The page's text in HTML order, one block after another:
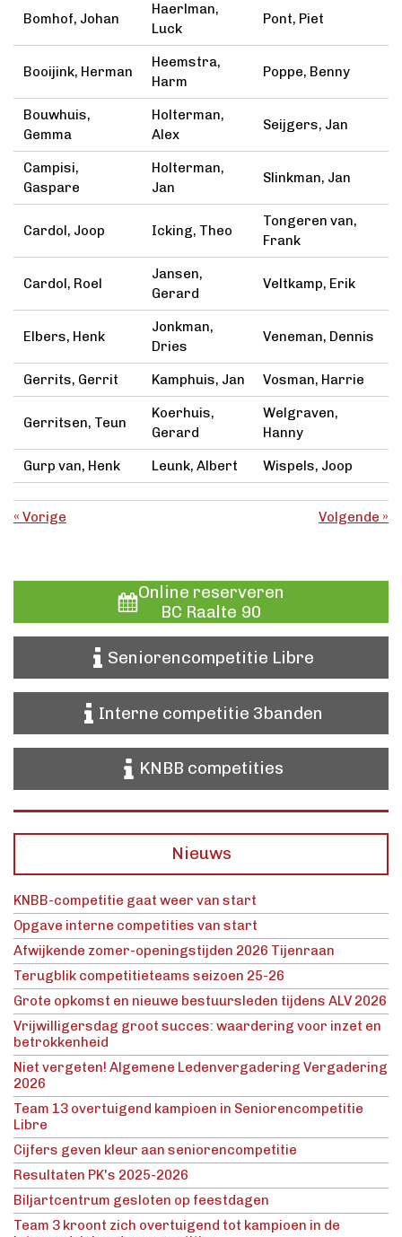
Bomhof, Johan
Haerlman,
Luck
Pont, Piet
Booijink, Herman
Heemstra,
Harm
Poppe, Benny
Bouwhuis,
Gemma
Holterman,
Alex
Seijgers, Jan
Campisi,
Gaspare
Holterman,
Jan
Slinkman, Jan
Cardol, Joop Icking, Theo
Tongeren van,
Frank
Cardol, Roel
Jansen,
Gerard
Veltkamp, Erik
Elbers, Henk
Jonkman,
Dries
Veneman, Dennis
Gerrits, Gerrit Kamphuis, Jan Vosman, Harrie
Gerritsen, Teun
Koerhuis,
Gerard
Welgraven,
Hanny
Gurp van, Henk Leunk, Albert Wispels, Joop
« Vorige Volgende »
Online reserveren
BC Raalte 90
Seniorencompetitie Libre
Interne competitie 3banden
KNBB competities
Nieuws
KNBB-competitie gaat weer van start
Opgave interne competities van start
Afwijkende zomer-openingstijden 2026 Tijenraan
Terugblik competitieteams seizoen 25-26
Grote opkomst en nieuwe bestuursleden tijdens ALV 2026
Vrijwilligersdag groot succes: waardering voor inzet en
betrokkenheid
Niet vergeten! Algemene Ledenvergadering Vergadering
2026
Team 13 overtuigend kampioen in Seniorencompetitie
Libre
Cijfers geven kleur aan seniorencompetitie
Resultaten PK's 2025-2026
Biljartcentrum gesloten op feestdagen
Team 3 kroont zich overtuigend tot kampioen in de